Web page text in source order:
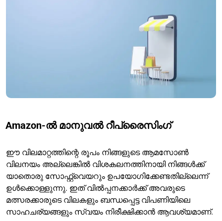
Amazon-ൽ മാനുവൽ റീപ്രൈസിംഗ്
ഈ വിലമാറ്റത്തിന്റെ രൂപം നിങ്ങളുടെ ആമസോൺ
വിലനയം അല്ലെങ്കിൽ വിശകലനത്തിനായി നിങ്ങൾക്ക്
യാതൊരു സോഫ്റ്റ്‌വെയറും ഉപയോഗിക്കേണ്ടതില്ലെന്ന്
ഉൾക്കൊള്ളുന്നു. ഇത് വിൽപ്പനക്കാർക്ക് അവരുടെ
മത്സരക്കാരുടെ വിലകളും ബന്ധപ്പെട്ട വിപണിയിലെ
സാഹചര്യങ്ങളും സ്വയം നിരീക്ഷിക്കാൻ ആവശ്യമാണ്.